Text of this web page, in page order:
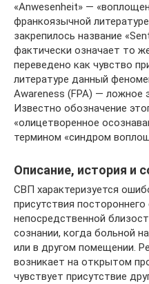
«Anwesenheit» —
франкоязычной
закрепилось название
фактически означает то
переведено как чувство
литературе данный
Awareness (FPA) — ложное
Известно обозначение
«олицетворенное
термином «синдром
Описание, история и
СВП характеризуется
присутствия
непосредственной
сознании, когда больной
или в другом помещении.
возникает на открытом
чувствует присутствие